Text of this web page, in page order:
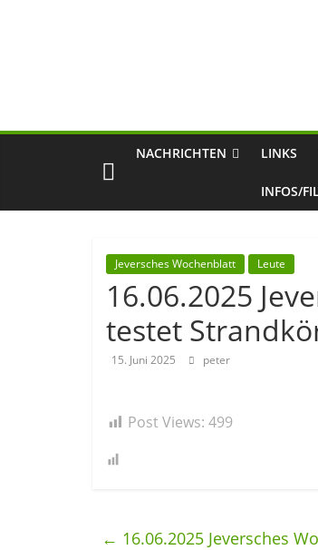
NACHRICHTEN LINKS
INFOS/
Jeversches Wochenblatt Leute
16.06.2025
testet
15. Juni 2025 peter
Post Views: 499
← 16.06.2025 Jeversches